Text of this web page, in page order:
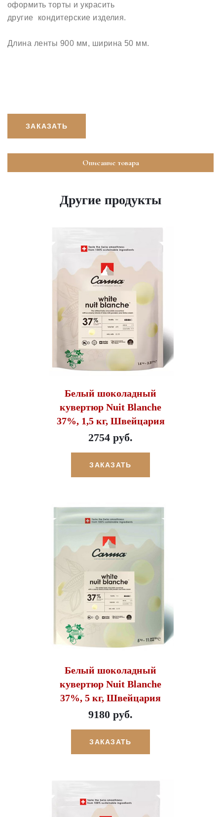
оформить торты и украсить
другие кондитерские изделия.
Длина ленты 900 мм, ширина 50 мм.
ЗАКАЗАТЬ
Описание товара
Другие продукты
Белый шоколадный
кувертюр Nuit Blanche
37%, 1,5 кг, Швейцария
2754 руб.
ЗАКАЗАТЬ
Белый шоколадный
кувертюр Nuit Blanche
37%, 5 кг, Швейцария
9180 руб.
ЗАКАЗАТЬ